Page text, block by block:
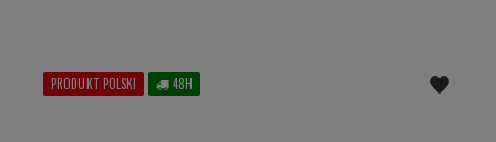
PRODUKT POLSKI 48H